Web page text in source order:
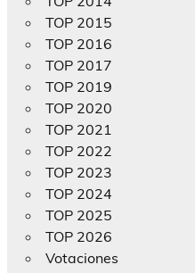
TOP 2015
TOP 2016
TOP 2017
TOP 2019
TOP 2020
TOP 2021
TOP 2022
TOP 2023
TOP 2024
TOP 2025
TOP 2026
Votaciones